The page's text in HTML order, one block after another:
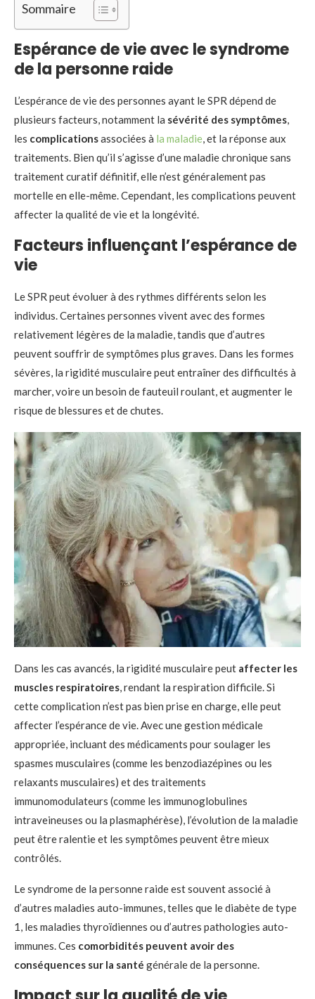
Sommaire
Espérance de vie avec le syndrome
de la personne raide
L’espérance de vie des personnes ayant le SPR dépend de
plusieurs facteurs, notamment la sévérité des symptômes,
les complicationsassociées à la maladie, et la réponse aux
traitements. Bien qu’il s’agisse d’une maladie chronique sans
traitement curatif définitif, elle n’est généralement pas
mortelle en elle-même. Cependant, les complications peuvent
affecter la qualité de vie et la longévité.
Facteurs influençant l’espérance de
vie
Le SPR peut évoluer à des rythmes différents selon les
individus. Certaines personnes vivent avec des formes
relativement légères de la maladie, tandis que d’autres
peuvent souffrir de symptômes plus graves. Dans les formes
sévères, la rigidité musculaire peut entraîner des difficultés à
marcher, voire un besoin de fauteuil roulant, et augmenter le
risque de blessures et de chutes.
Dans les cas avancés, la rigidité musculaire peut affecter les
muscles respiratoires, rendant la respiration difficile. Si
cette complication n’est pas bien prise en charge, elle peut
affecter l’espérance de vie. Avec une gestion médicale
appropriée, incluant des médicaments pour soulager les
spasmes musculaires (comme les benzodiazépines ou les
relaxants musculaires) et des traitements
immunomodulateurs (comme les immunoglobulines
intraveineuses ou la plasmaphérèse), l’évolution de la maladie
peut être ralentie et les symptômes peuvent être mieux
contrôlés.
Le syndrome de la personne raide est souvent associé à
d’autres maladies auto-immunes, telles que le diabète de type
1, les maladies thyroïdiennes ou d’autres pathologies auto-
immunes. Ces comorbidités peuvent avoir des
conséquences sur la santé générale de la personne.